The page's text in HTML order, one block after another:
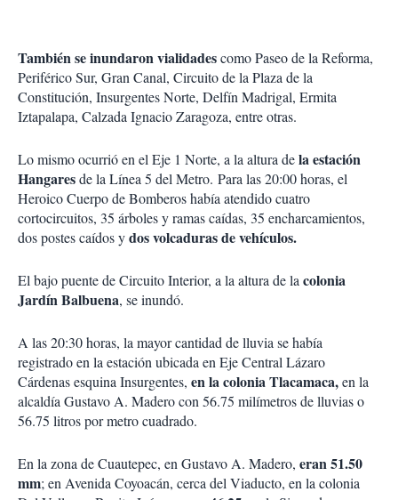
También se inundaron vialidadescomo Paseo de la Reforma,
Periférico Sur, Gran Canal, Circuito de la Plaza de la
Constitución, Insurgentes Norte, Delfín Madrigal, Ermita
Iztapalapa, Calzada Ignacio Zaragoza, entre otras.
Lo mismo ocurrió en el Eje 1 Norte, a la altura dela estación
Hangaresde la Línea 5 del Metro. Para las 20:00 horas, el
Heroico Cuerpo de Bomberos había atendido cuatro
cortocircuitos, 35 árboles y ramas caídas, 35 encharcamientos,
dos postes caídos ydos volcaduras de vehículos.
El bajo puente de Circuito Interior, a la altura de lacolonia
Jardín Balbuena, se inundó.
A las 20:30 horas, la mayor cantidad de lluvia se había
registrado en la estación ubicada en Eje Central Lázaro
Cárdenas esquina Insurgentes, en la colonia Tlacamaca,en la
alcaldía Gustavo A. Madero con 56.75 milímetros de lluvias o
56.75 litros por metro cuadrado.
En la zona de Cuautepec, en Gustavo A. Madero, eran 51.50
mm; en Avenida Coyoacán, cerca del Viaducto, en la colonia